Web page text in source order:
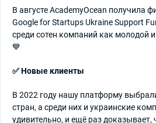
В августе AcademyOcean получила
Google for Startups Ukraine Support
среди сотен компаний как молодой
💙
✅ Новые клиенты
В 2022 году нашу платформу
стран, а среди них и украинские
удивительно, и ещё раз